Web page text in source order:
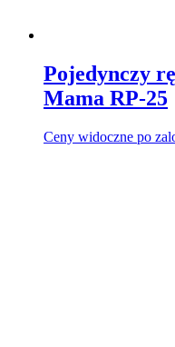
Pojedynczy
Mama RP-25
Ceny widoczne po